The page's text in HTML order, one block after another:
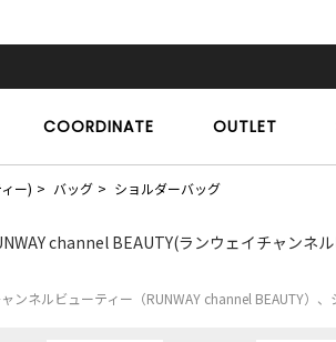
COORDINATE OUTLET
ー) バッグ ショルダーバッグ
channel BEAUTY(ランウェイチャンネル
ンネルビューティー（RUNWAY channel BEAUTY）、